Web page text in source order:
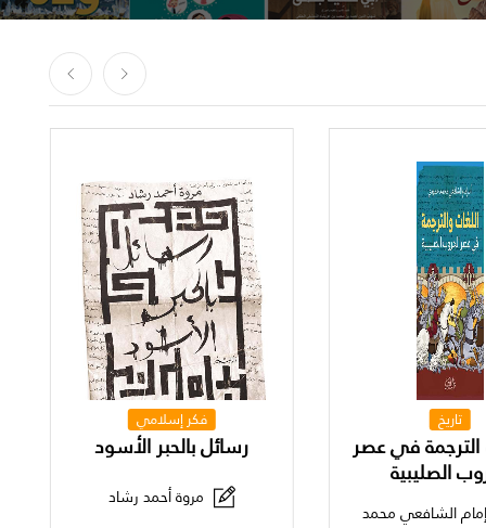
تاريخ
الترجمة في عصر
الصليبية
الشافعي محمد
فكر إسلامي
رسائل بالحبر الأسود
مروة أحمد رشاد